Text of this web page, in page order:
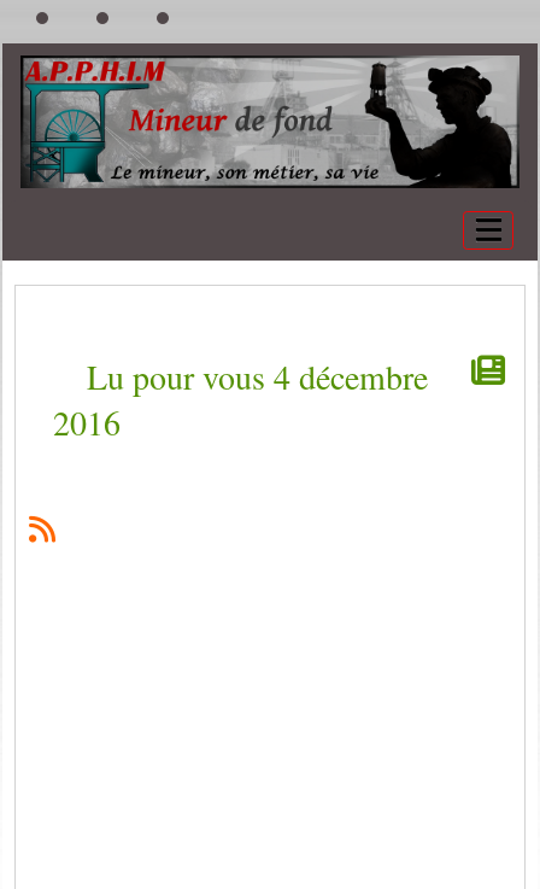
Lu pour vous 4 décembre
2016